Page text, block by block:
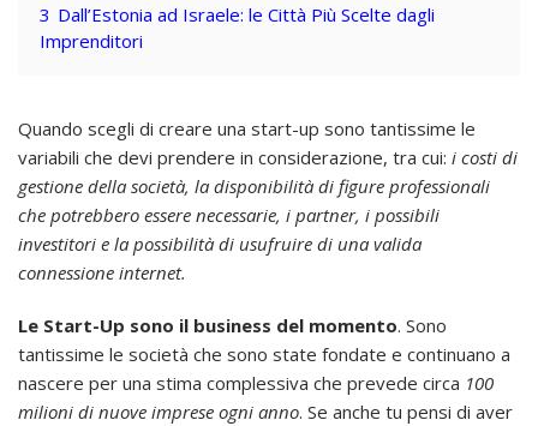
3 Dall’Estonia ad Israele: le Città Più Scelte dagli
Imprenditori
Quando scegli di creare una start-up sono tantissime le
variabili che devi prendere in considerazione, tra cui: i costi di
gestione della società, la disponibilità di figure professionali
che potrebbero essere necessarie, i partner, i possibili
investitori e la possibilità di usufruire di una valida
connessione internet.
Le Start-Up sono il business del momento. Sono
tantissime le società che sono state fondate e continuano a
nascere per una stima complessiva che prevede circa 100
milioni di nuove imprese ogni anno. Se anche tu pensi di aver